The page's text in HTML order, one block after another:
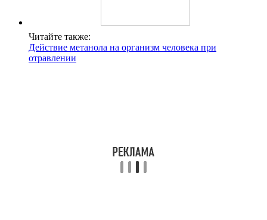
Читайте также:
Действие метанола на организм человека при
отравлении